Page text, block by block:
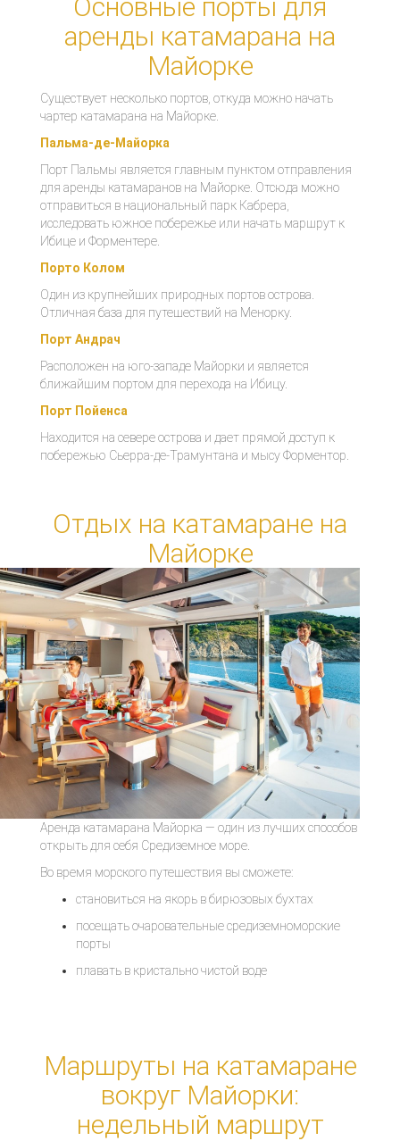
Основные порты для
аренды катамарана на
Майорке
Существует несколько портов, откуда можно начать
чартер катамарана на Майорке.
Пальма-де-Майорка
Порт Пальмы является главным пунктом отправления
для аренды катамаранов на Майорке. Отсюда можно
отправиться в национальный парк Кабрера,
исследовать южное побережье или начать маршрут к
Ибице и Форментере.
Порто Колом
Один из крупнейших природных портов острова.
Отличная база для путешествий на Менорку.
Порт Андрач
Расположен на юго-западе Майорки и является
ближайшим портом для перехода на Ибицу.
Порт Пойенса
Находится на севере острова и дает прямой доступ к
побережью Сьерра-де-Трамунтана и мысу Форментор.
Отдых на катамаране на
Майорке
Аренда катамарана Майорка — один из лучших способов
открыть для себя Средиземное море.
Во время морского путешествия вы сможете:
становиться на якорь в бирюзовых бухтах
посещать очаровательные средиземноморские
порты
плавать в кристально чистой воде
Маршруты на катамаране
вокруг Майорки:
недельный маршрут